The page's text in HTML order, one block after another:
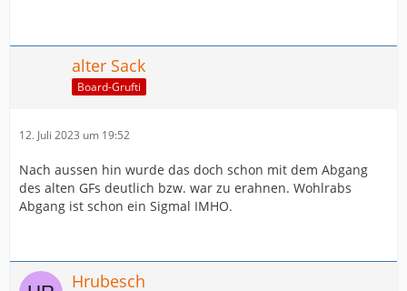
alter Sack
Board-Grufti
12. Juli 2023 um 19:52
Nach aussen hin wurde das doch schon mit dem Abgang
des alten GFs deutlich bzw. war zu erahnen. Wohlrabs
Abgang ist schon ein Sigmal IMHO.
Hrubesch